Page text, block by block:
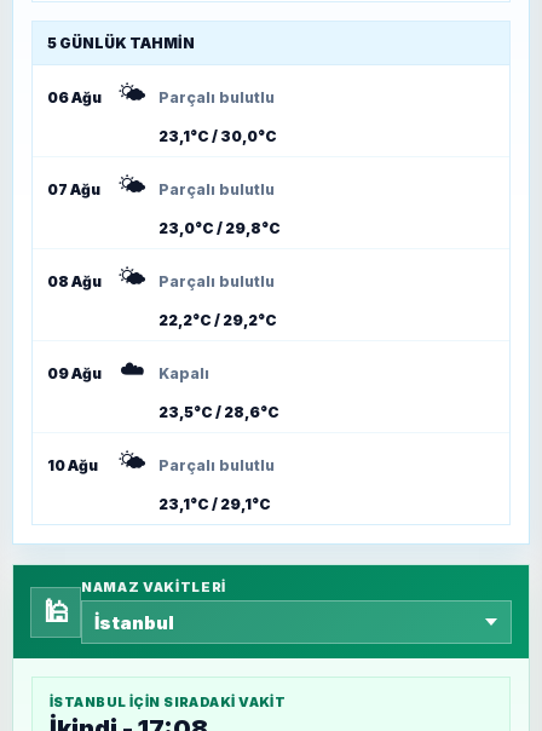
5 GÜNLÜK TAHMIN
06 Ağu 🌤️ Parçalı bulutlu
23,1°C / 30,0°C
07 Ağu 🌤️ Parçalı bulutlu
23,0°C / 29,8°C
08 Ağu 🌤️ Parçalı bulutlu
22,2°C / 29,2°C
09 Ağu ☁️ Kapalı
23,5°C / 28,6°C
10 Ağu 🌤️ Parçalı bulutlu
23,1°C / 29,1°C
🕌
NAMAZ VAKITLERI
İSTANBUL IÇIN SIRADAKI VAKIT